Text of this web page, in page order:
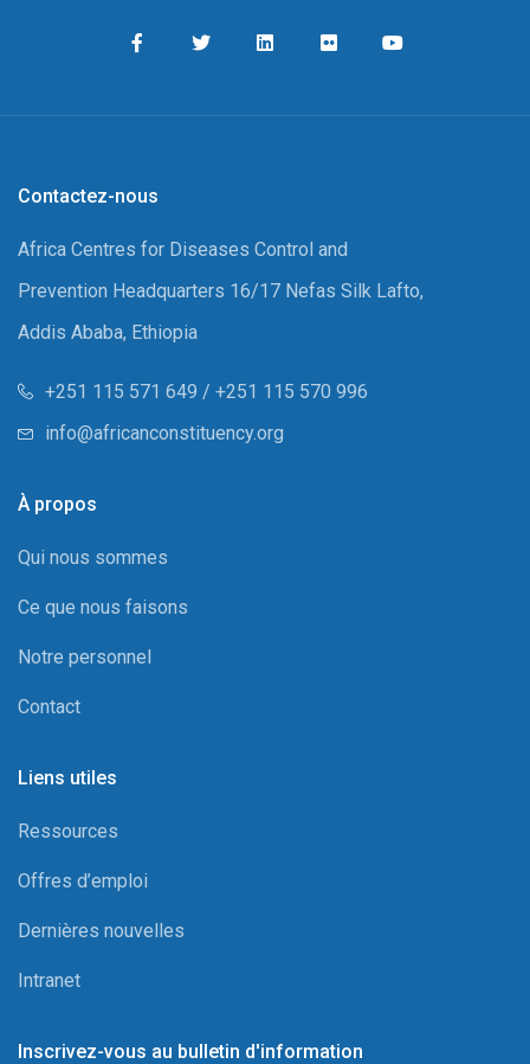
Contactez-nous
Africa Centres for Diseases Control and
Prevention Headquarters 16/17 Nefas Silk Lafto,
Addis Ababa, Ethiopia
+251 115 571 649 / +251 115 570 996
info@africanconstituency.org
À propos
Qui nous sommes
Ce que nous faisons
Notre personnel
Contact
Liens utiles
Ressources
Offres d’emploi
Dernières nouvelles
Intranet
Inscrivez-vous au bulletin d'information